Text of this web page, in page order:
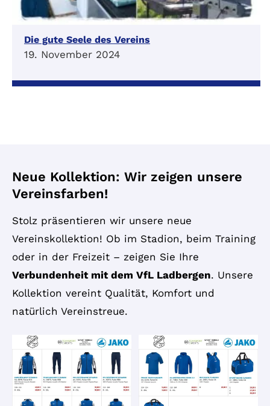
Die gute Seele des Vereins
19. November 2024
Neue Kollektion: Wir zeigen unsere
Vereinsfarben!
Stolz präsentieren wir unsere neue
Vereinskollektion! Ob im Stadion, beim Training
oder in der Freizeit – zeigen Sie Ihre
Verbundenheit mit dem VfL Ladbergen. Unsere
Kollektion vereint Qualität, Komfort und
natürlich Vereinstreue.
Bild
im
Overlay
öffnen
Bild
im
Overlay
öffnen